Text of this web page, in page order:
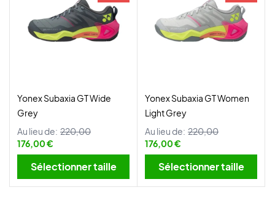
Yonex Subaxia GT Wide
Grey
Au lieu de: 220,00
176,00 €
Sélectionner taille
Yonex Subaxia GT Women
Light Grey
Au lieu de: 220,00
176,00 €
Sélectionner taille